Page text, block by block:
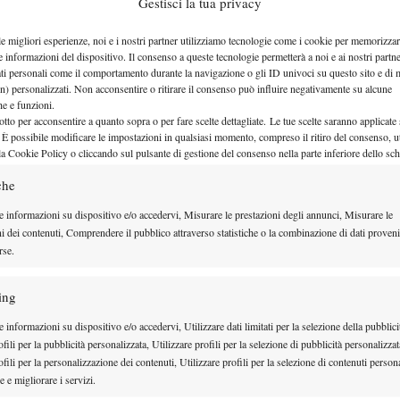
migliori esperienze, noi e i nostri partner utilizziamo tecnologie come i cookie per
informazioni del dispositivo. Il consenso a queste tecnologie permetterà a noi e ai nostri
personali come il comportamento durante la navigazione o gli ID univoci su questo sito e di
personalizzati. Non acconsentire o ritirare il consenso può influire negativamente su alcune
e funzioni.
per acconsentire a quanto sopra o per fare scelte dettagliate. Le tue scelte saranno applicate
possibile modificare le impostazioni in qualsiasi momento, compreso il ritiro del consenso,
Cookie Policy o cliccando sul pulsante di gestione del consenso nella parte inferiore dello
informazioni su dispositivo e/o accedervi, Misurare le prestazioni degli annunci, Misurare le
dei contenuti, Comprendere il pubblico attraverso statistiche o la combinazione di dati
informazioni su dispositivo e/o accedervi, Utilizzare dati limitati per la selezione della
per la pubblicità personalizzata, Utilizzare profili per la selezione di pubblicità
per la personalizzazione dei contenuti, Utilizzare profili per la selezione di contenuti
e migliorare i servizi.
derby italiani negli Slam
Flavio Cobolli contro Andrea Pellegrino segnerà il derby italiano
Slam:…
24 Maggio 2026
ByValerio Carriero
Jannik Sinner: i prossimi record e
Tutti i prossimi record nel mirino di uno Jannik Sinner sempre più
18 Maggio 2026
ByValerio Carriero